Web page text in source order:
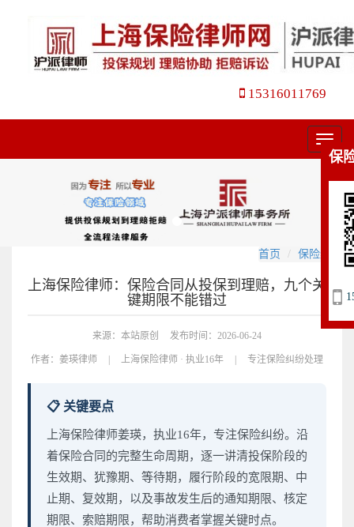
15316011769
菜
单
首页 保险纠纷
上海保险律师：保险合同从投保到理赔，九个关
键期限不能错过
来源：本站原创 发布时间：2026-06-24
作者： 姜瑛律师 | 上海保险律师 · 执业16年 | 专注保险纠纷处理
📋 关键要点
上海保险律师姜瑛，执业16年，专注保险纠纷。沿
着保险合同的完整生命周期，逐一讲清投保阶段的
生效期、犹豫期、等待期，履行阶段的宽限期、中
止期、复效期，以及事故发生后的通知期限、核定
期限、索赔期限，帮助消费者掌握关键时点。
保